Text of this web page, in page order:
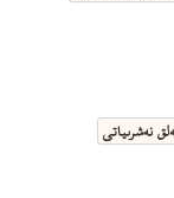
نەشرىياتى